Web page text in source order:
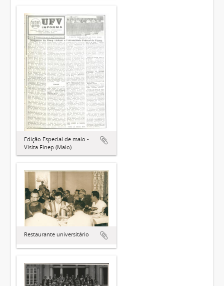
Edição Especial de maio -
Visita Finep (Maio)
Restaurante universitário